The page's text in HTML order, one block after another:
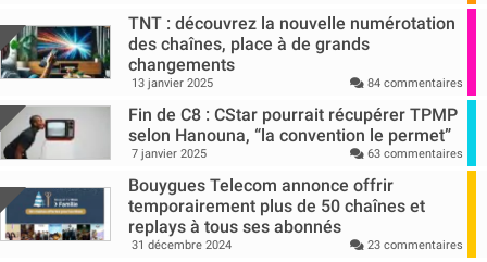
TNT : découvrez la nouvelle numérotation
des chaînes, place à de grands
changements
13 janvier 2025 84 commentaires
Fin de C8 : CStar pourrait récupérer TPMP
selon Hanouna, “la convention le permet”
7 janvier 2025 63 commentaires
Bouygues Telecom annonce offrir
temporairement plus de 50 chaînes et
replays à tous ses abonnés
31 décembre 2024 23 commentaires